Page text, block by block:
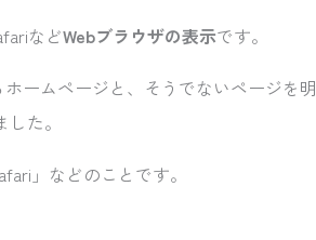
などWebブラウザの表示です。
ームページと、そうでないページを明
た。
」などのことです。